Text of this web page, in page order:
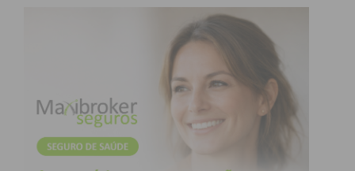
Eu li e concordo com os
termos e
condições